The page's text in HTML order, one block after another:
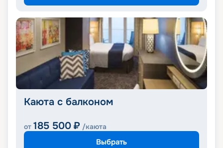
Каюта с балконом
от 185 500 ₽ /каюта
Выбрать